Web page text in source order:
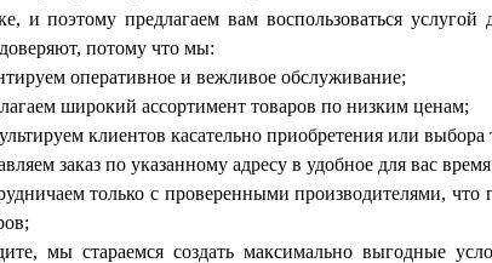
и поэтому предлагаем вам воспользоваться услугой
потому что мы:
оперативное и вежливое обслуживание;
широкий ассортимент товаров по низким ценам;
клиентов касательно приобретения или выбора
заказ по указанному адресу в удобное для вас
только с проверенными производителями, что
мы стараемся создать максимально выгодные